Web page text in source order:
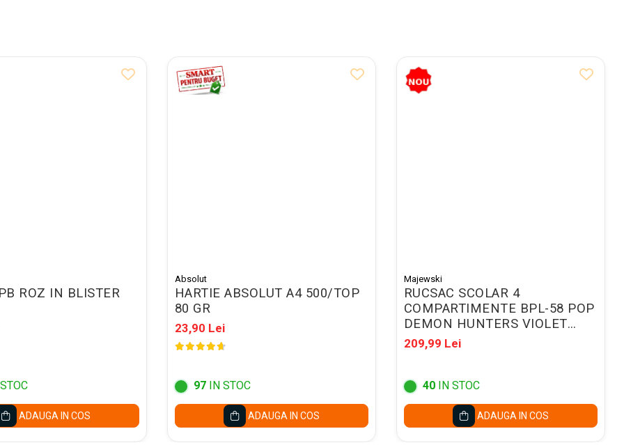
ROZ IN BLISTER
ADAUGA IN COS
Absolut
HARTIE ABSOLUT A4 500/TOP
80 GR
23,90 Lei
97IN STOC
ADAUGA IN COS
Majewski
RUCSAC SCOLAR 4
COMPARTIMENTE BPL-58 POP
DEMON HUNTERS VIOLET
304767
209,99 Lei
40IN STOC
ADAUGA IN COS